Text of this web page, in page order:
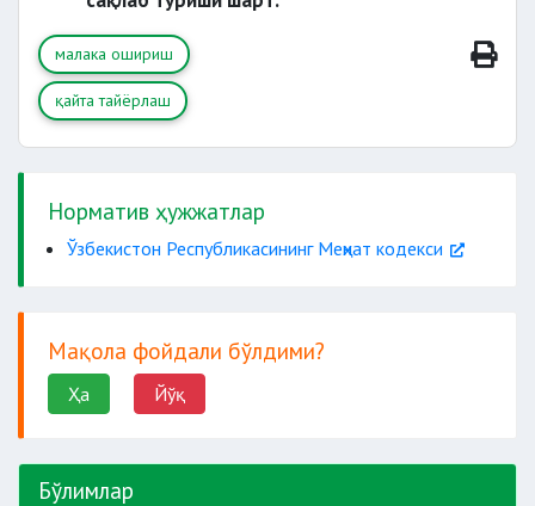
малака ошириш
қайта тайёрлаш
Норматив ҳужжатлар
Ўзбекистон Республикасининг Меҳнат кодекси
Мақола фойдали бўлдими?
Ҳа Йўқ
Бўлимлар